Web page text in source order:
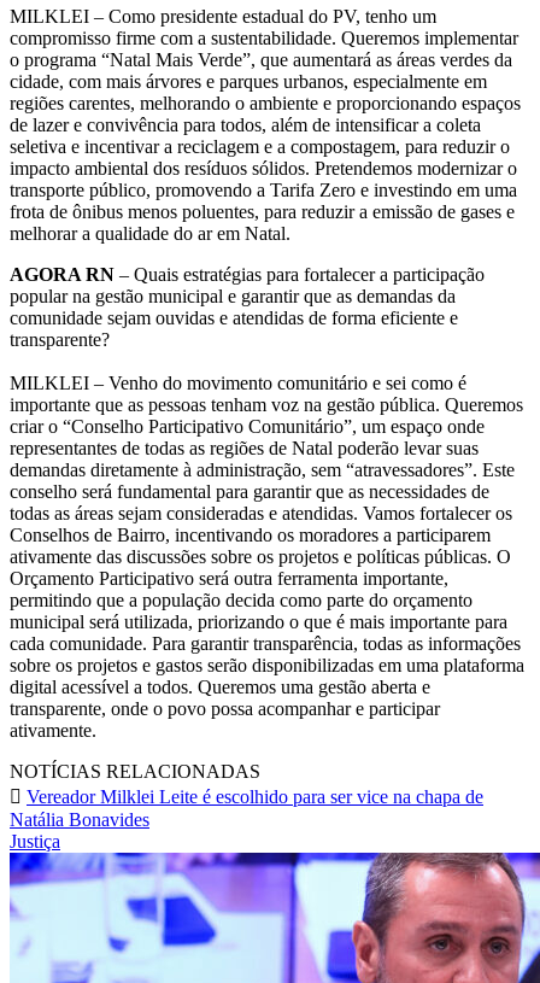
MILKLEI – Como presidente estadual do PV, tenho um
compromisso firme com a sustentabilidade. Queremos implementar
o programa “Natal Mais Verde”, que aumentará as áreas verdes da
cidade, com mais árvores e parques urbanos, especialmente em
regiões carentes, melhorando o ambiente e proporcionando espaços
de lazer e convivência para todos, além de intensificar a coleta
seletiva e incentivar a reciclagem e a compostagem, para reduzir o
impacto ambiental dos resíduos sólidos. Pretendemos modernizar o
transporte público, promovendo a Tarifa Zero e investindo em uma
frota de ônibus menos poluentes, para reduzir a emissão de gases e
melhorar a qualidade do ar em Natal.
AGORA RN – Quais estratégias para fortalecer a participação
popular na gestão municipal e garantir que as demandas da
comunidade sejam ouvidas e atendidas de forma eficiente e
transparente?
MILKLEI – Venho do movimento comunitário e sei como é
importante que as pessoas tenham voz na gestão pública. Queremos
criar o “Conselho Participativo Comunitário”, um espaço onde
representantes de todas as regiões de Natal poderão levar suas
demandas diretamente à administração, sem “atravessadores”. Este
conselho será fundamental para garantir que as necessidades de
todas as áreas sejam consideradas e atendidas. Vamos fortalecer os
Conselhos de Bairro, incentivando os moradores a participarem
ativamente das discussões sobre os projetos e políticas públicas. O
Orçamento Participativo será outra ferramenta importante,
permitindo que a população decida como parte do orçamento
municipal será utilizada, priorizando o que é mais importante para
cada comunidade. Para garantir transparência, todas as informações
sobre os projetos e gastos serão disponibilizadas em uma plataforma
digital acessível a todos. Queremos uma gestão aberta e
transparente, onde o povo possa acompanhar e participar
ativamente.
NOTÍCIAS RELACIONADAS
Vereador Milklei Leite é escolhido para ser vice na chapa de
Natália Bonavides
Justiça